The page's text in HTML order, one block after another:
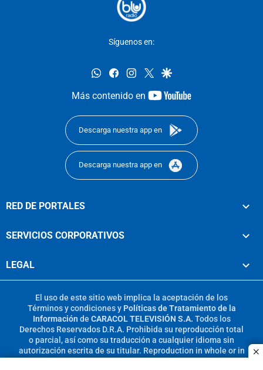
Síguenos en:
whatsappfacebookinstagram
twittergoogle
Más contenido en
youtube-
Descarga nuestra app en
Descarga nuestra app en
RED DE PORTALES
SERVICIOS CORPORATIVOS
LEGAL
El uso de este sitio web implica la aceptación de los
Términos y condicionesy Políticas de Tratamiento de la
Información de CARACOL TELEVISIÓN S.A. Todos los
Derechos Reservados D.R.A. Prohibida su reproducción total
o parcial, así como su traducción a cualquier idioma sin
autorización escrita de su titular. Reproduction in whole or in